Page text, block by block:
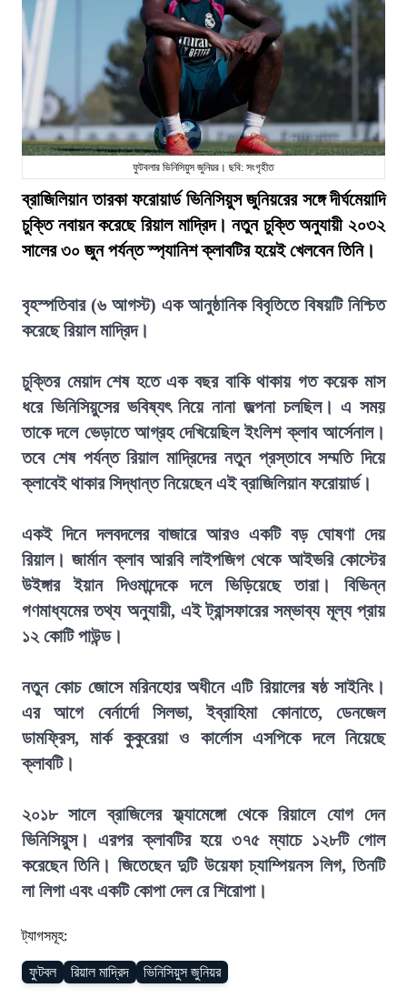
ফুটবলার ভিনিসিয়ুস জুনিয়র। ছবি: সংগৃহীত
ব্রাজিলিয়ান তারকা ফরোয়ার্ড ভিনিসিয়ুস জুনিয়রের সঙ্গে দীর্ঘমেয়াদি
চুক্তি নবায়ন করেছে রিয়াল মাদ্রিদ। নতুন চুক্তি অনুযায়ী ২০৩২
সালের ৩০ জুন পর্যন্ত স্প্যানিশ ক্লাবটির হয়েই খেলবেন তিনি।
বৃহস্পতিবার (৬ আগস্ট) এক আনুষ্ঠানিক বিবৃতিতে বিষয়টি নিশ্চিত
করেছে রিয়াল মাদ্রিদ।
চুক্তির মেয়াদ শেষ হতে এক বছর বাকি থাকায় গত কয়েক মাস
ধরে ভিনিসিয়ুসের ভবিষ্যৎ নিয়ে নানা জল্পনা চলছিল। এ সময়
তাকে দলে ভেড়াতে আগ্রহ দেখিয়েছিল ইংলিশ ক্লাব আর্সেনাল।
তবে শেষ পর্যন্ত রিয়াল মাদ্রিদের নতুন প্রস্তাবে সম্মতি দিয়ে
ক্লাবেই থাকার সিদ্ধান্ত নিয়েছেন এই ব্রাজিলিয়ান ফরোয়ার্ড।
একই দিনে দলবদলের বাজারে আরও একটি বড় ঘোষণা দেয়
রিয়াল। জার্মান ক্লাব আরবি লাইপজিগ থেকে আইভরি কোস্টের
উইঙ্গার ইয়ান দিওমান্দেকে দলে ভিড়িয়েছে তারা। বিভিন্ন
গণমাধ্যমের তথ্য অনুযায়ী, এই ট্রান্সফারের সম্ভাব্য মূল্য প্রায়
১২ কোটি পাউন্ড।
নতুন কোচ জোসে মরিনহোর অধীনে এটি রিয়ালের ষষ্ঠ সাইনিং।
এর আগে বের্নার্দো সিলভা, ইব্রাহিমা কোনাতে, ডেনজেল
ডামফ্রিস, মার্ক কুকুরেয়া ও কার্লোস এসপিকে দলে নিয়েছে
ক্লাবটি।
২০১৮ সালে ব্রাজিলের ফ্ল্যামেঙ্গো থেকে রিয়ালে যোগ দেন
ভিনিসিয়ুস। এরপর ক্লাবটির হয়ে ৩৭৫ ম্যাচে ১২৮টি গোল
করেছেন তিনি। জিতেছেন দুটি উয়েফা চ্যাম্পিয়নস লিগ, তিনটি
লা লিগা এবং একটি কোপা দেল রে শিরোপা।
ট্যাগসমূহ:
ফুটবল রিয়াল মাদ্রিদ ভিনিসিয়ুস জুনিয়র